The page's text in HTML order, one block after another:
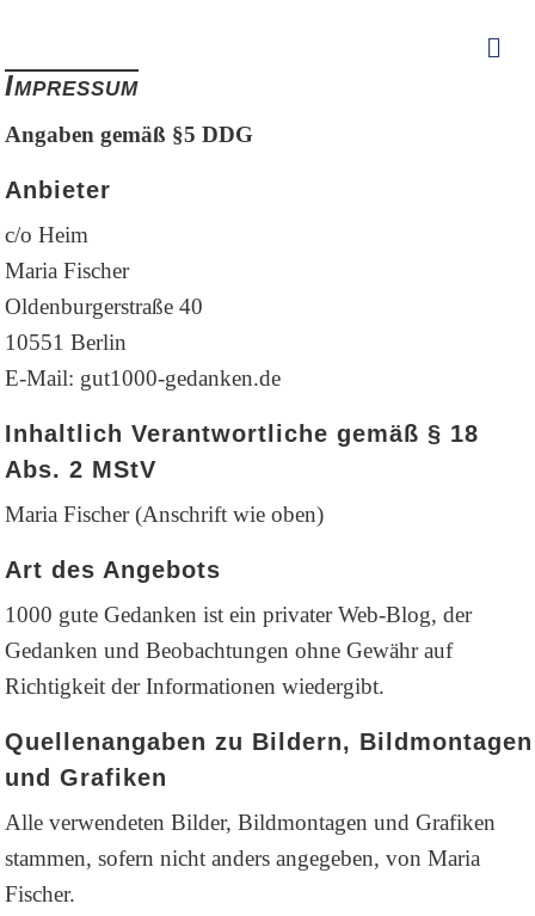
Impressum
Angaben gemäß §5 DDG
Anbieter
c/o Heim
Maria Fischer
Oldenburgerstraße 40
10551 Berlin
E-Mail: gut1000-gedanken.de
Inhaltlich Verantwortliche gemäß § 18
Abs. 2 MStV
Maria Fischer (Anschrift wie oben)
Art des Angebots
1000 gute Gedanken ist ein privater Web-Blog, der
Gedanken und Beobachtungen ohne Gewähr auf
Richtigkeit der Informationen wiedergibt.
Quellenangaben zu Bildern, Bildmontagen
und Grafiken
Alle verwendeten Bilder, Bildmontagen und Grafiken
stammen, sofern nicht anders angegeben, von Maria
Fischer.